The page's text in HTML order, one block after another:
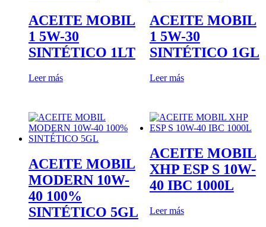
ACEITE MOBIL
1 5W-30
SINTÉTICO 1LT
Leer más
ACEITE MOBIL
1 5W-30
SINTÉTICO 1GL
Leer más
ACEITE MOBIL
MODERN 10W-
40 100%
SINTÉTICO 5GL
ACEITE MOBIL
XHP ESP S 10W-
40 IBC 1000L
Leer más